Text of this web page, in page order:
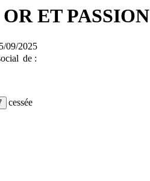
OR ET PASSION
09/2025
de :
cessée